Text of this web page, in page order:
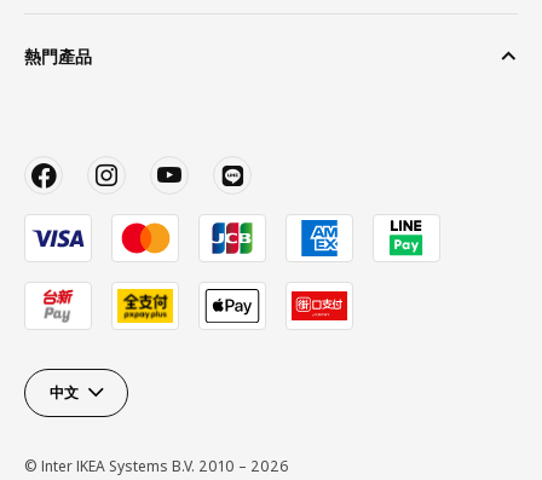
熱門產品
中文
© Inter IKEA Systems B.V. 2010 – 2026